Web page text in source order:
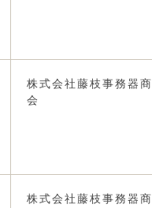
株式会社藤枝事務器商
会
株式会社藤枝事務器商